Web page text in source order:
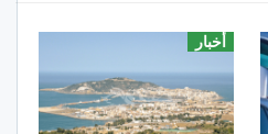
أخبار